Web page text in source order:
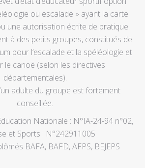
ou escalade » ayant la carte
une autorisation écrite de pratique.
à des petits groupes, constitués de
pour l’escalade et la spéléologie et
le canoë (selon les directives
départementales).
adulte du groupe est fortement
conseillée.
Nationale : N°IA-24-94 n°02,
et Sports : N°242911005
BAFA, BAFD, AFPS, BEJEPS